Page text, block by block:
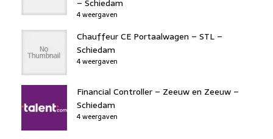
– Schiedam
4 weergaven
Chauffeur CE Portaalwagen – STL –
Schiedam
4 weergaven
Financial Controller – Zeeuw en Zeeuw –
Schiedam
4 weergaven